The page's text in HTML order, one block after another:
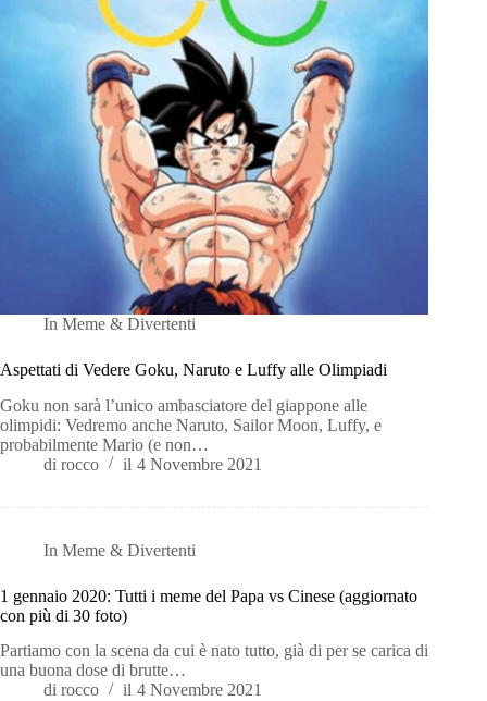
In Meme & Divertenti
Aspettati di Vedere Goku, Naruto e Luffy alle Olimpiadi
Goku non sarà l’unico ambasciatore del giappone alle
olimpidi: Vedremo anche Naruto, Sailor Moon, Luffy, e
probabilmente Mario (e non…
di rocco il 4 Novembre 2021
In Meme & Divertenti
1 gennaio 2020: Tutti i meme del Papa vs Cinese (aggiornato
con più di 30 foto)
Partiamo con la scena da cui è nato tutto, già di per se carica di
una buona dose di brutte…
di rocco il 4 Novembre 2021